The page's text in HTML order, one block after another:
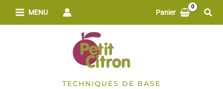
MENU Panier
TECHNIQUES DE BASE